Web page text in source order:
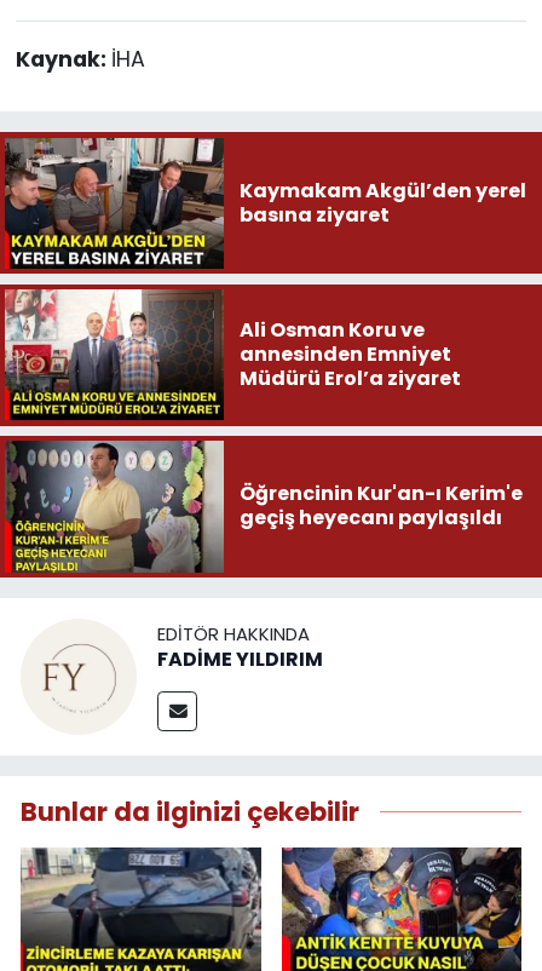
Kaynak: İHA
Kaymakam Akgül’den yerel
basına ziyaret
Ali Osman Koru ve
annesinden Emniyet
Müdürü Erol’a ziyaret
Öğrencinin Kur'an-ı Kerim'e
geçiş heyecanı paylaşıldı
EDITÖR HAKKINDA
FADİME YILDIRIM
Bunlar da ilginizi çekebilir